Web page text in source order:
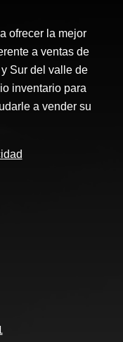
ofrecer la mejor
a ventas de
Sur del valle de
inventario para
a vender su